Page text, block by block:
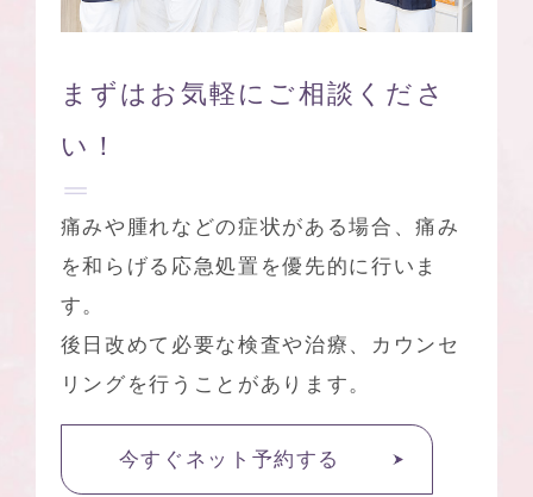
まずはお気軽に ご相談くださ
い！
痛みや腫れなどの症状がある場合、痛み
を和らげる応急処置を優先的に行いま
す。
後日改めて必要な検査や治療、カウンセ
リングを行うことがあります。
今すぐネット予約する